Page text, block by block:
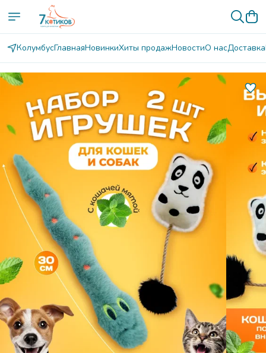
КолумбусГлавнаяНовинкиХиты продажНовостиО насДоставка